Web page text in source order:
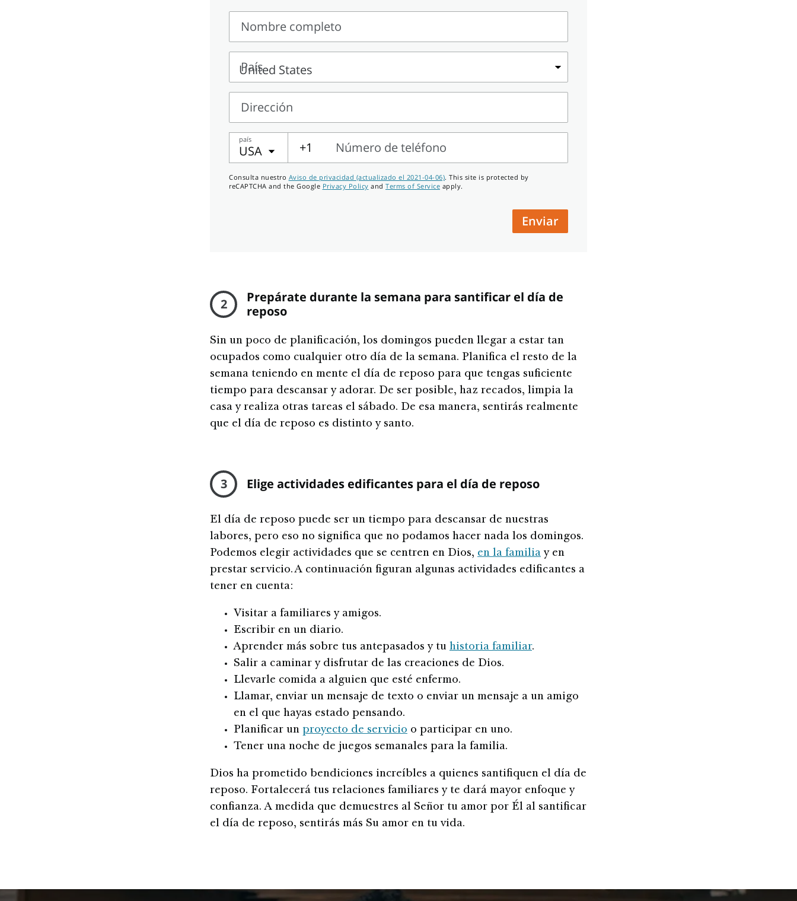
Nombre completo
Nombre
completo
País
País
Dirección
Dirección
país
USA +1
Número de teléfono
Número
de
Consulta nuestro Aviso de privacidad (actualizado el 2021-04-06). This site is protected by
reCAPTCHA and the Google Privacy Policy and Terms of Service apply.
Enviar
2
Prepárate durante la semana para santificar el día de
reposo
Sin un poco de planificación, los domingos pueden llegar a estar tan
ocupados como cualquier otro día de la semana. Planifica el resto de la
semana teniendo en mente el día de reposo para que tengas suficiente
tiempo para descansar y adorar. De ser posible, haz recados, limpia la
casa y realiza otras tareas el sábado. De esa manera, sentirás realmente
que el día de reposo es distinto y santo.
3 Elige actividades edificantes para el día de reposo
El día de reposo puede ser un tiempo para descansar de nuestras
labores, pero eso no significa que no podamos hacer nada los domingos.
Podemos elegir actividades que se centren en Dios, en la familia y en
prestar servicio. A continuación figuran algunas actividades edificantes a
tener en cuenta:
Visitar a familiares y amigos.
Escribir en un diario.
Aprender más sobre tus antepasados y tu historia familiar.
Salir a caminar y disfrutar de las creaciones de Dios.
Llevarle comida a alguien que esté enfermo.
Llamar, enviar un mensaje de texto o enviar un mensaje a un amigo
en el que hayas estado pensando.
Planificar un proyecto de servicio o participar en uno.
Tener una noche de juegos semanales para la familia.
Dios ha prometido bendiciones increíbles a quienes santifiquen el día de
reposo. Fortalecerá tus relaciones familiares y te dará mayor enfoque y
confianza. A medida que demuestres al Señor tu amor por Él al santificar
el día de reposo, sentirás más Su amor en tu vida.